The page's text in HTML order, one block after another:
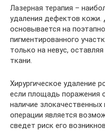
Лазерная терапия –
удаления дефектов кожи.
основывается на
пигментированного
только на невус,
ткани.
Хирургическое удаление
если площадь поражения
наличие
операции является
сведет риск его